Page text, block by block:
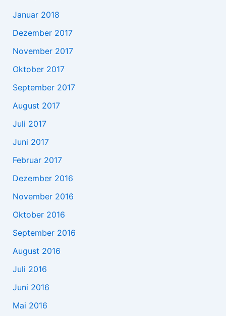
Januar 2018
Dezember 2017
November 2017
Oktober 2017
September 2017
August 2017
Juli 2017
Juni 2017
Februar 2017
Dezember 2016
November 2016
Oktober 2016
September 2016
August 2016
Juli 2016
Juni 2016
Mai 2016